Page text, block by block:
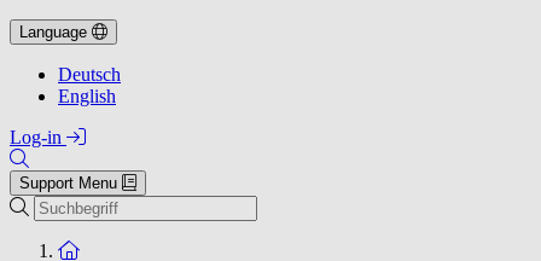
Language
Deutsch
English
Log-in
Support Menu
Suche
Zur Startseite